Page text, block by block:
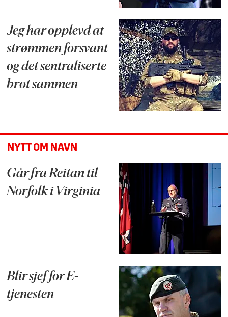
Jeg har opplevd at
strømmen forsvant
og det sentraliserte
brøt sammen
NYTT OM NAVN
Går fra Reitan til
Norfolk i Virginia
Blir sjef for E-
tjenesten